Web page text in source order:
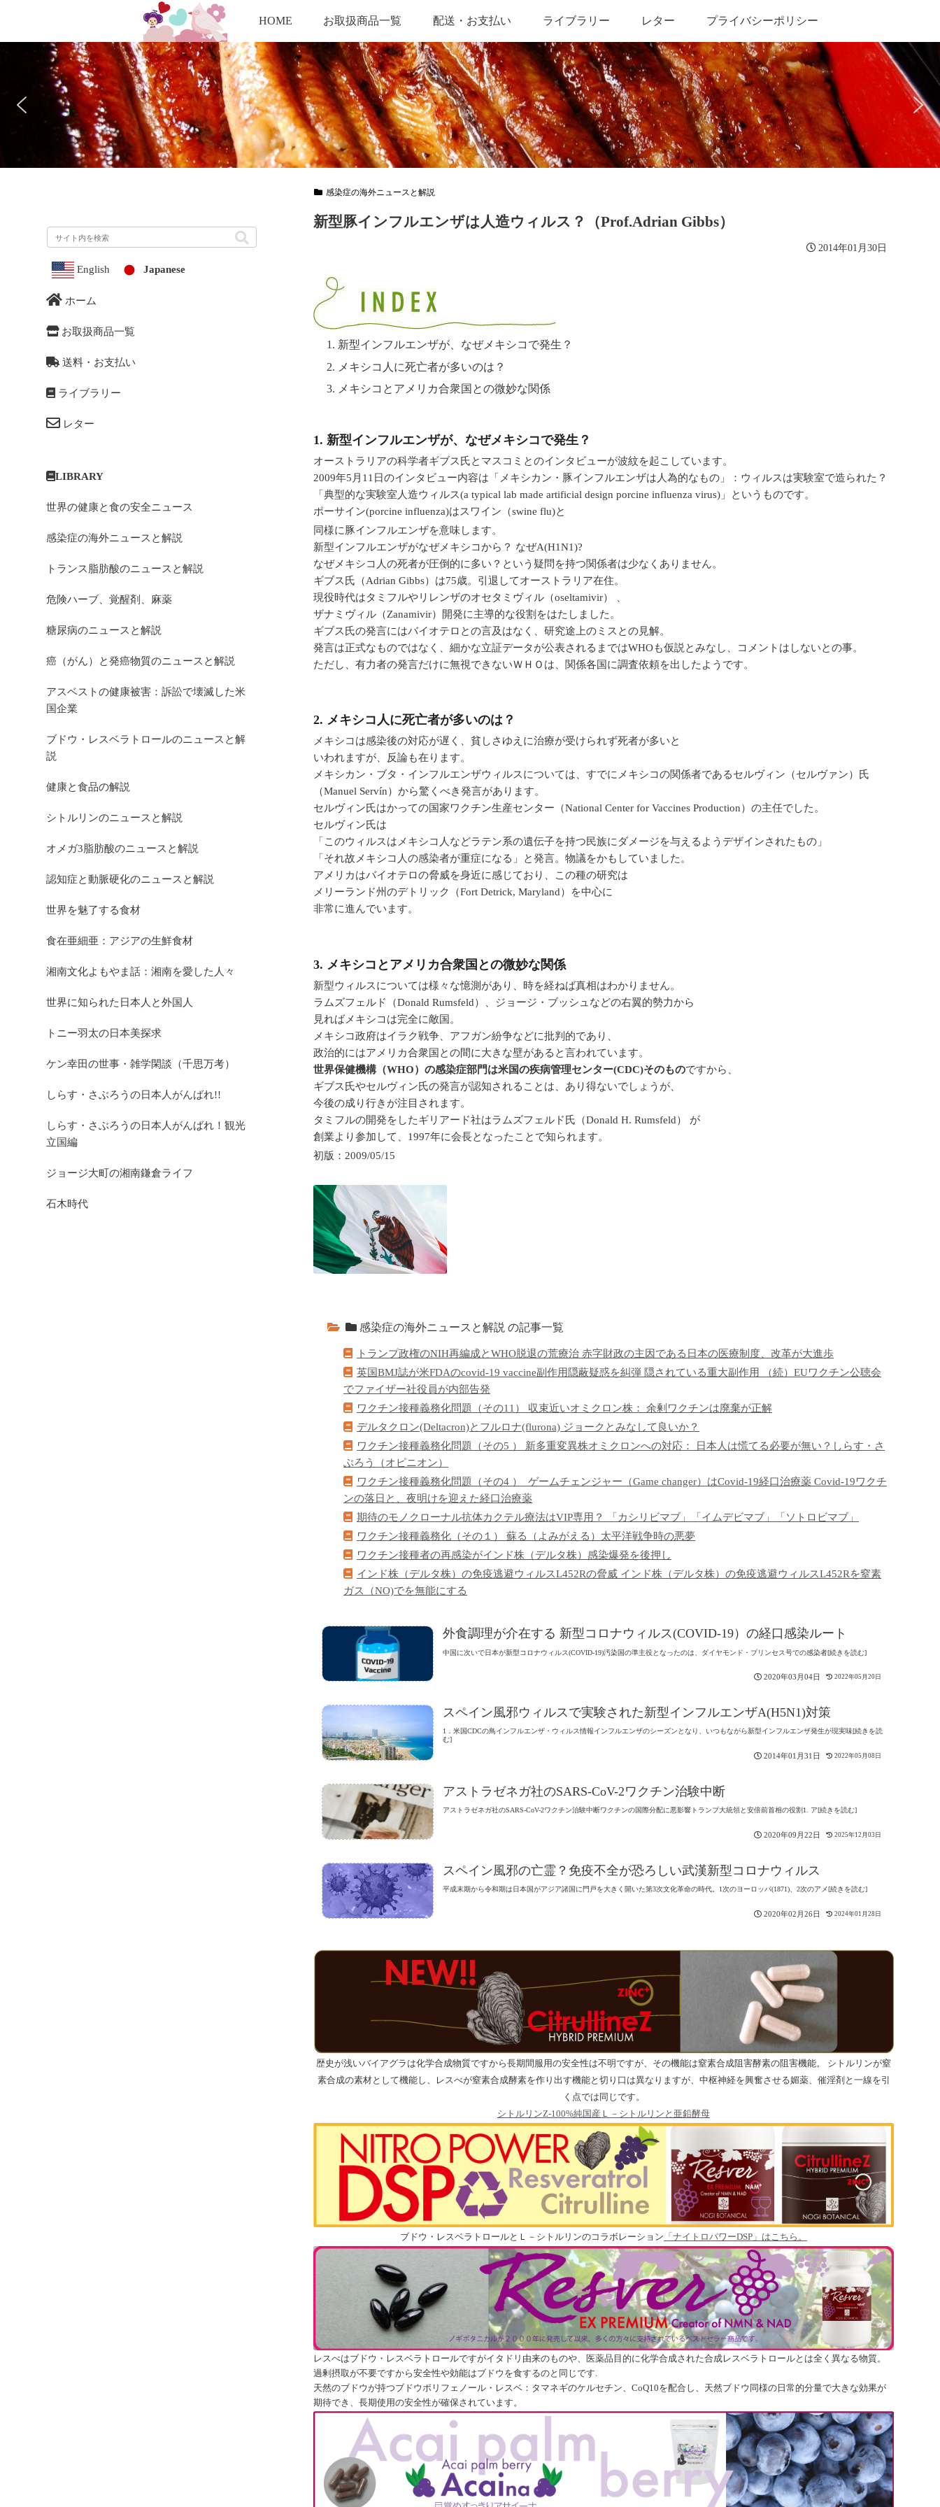
HOME お取扱商品一覧 配送・お支払い ライブラリー レター プライバシーポリシー
感染症の海外ニュースと解説
新型豚インフルエンザは人造ウィルス？（Prof.Adrian Gibbs）
2014年01月30日
1. 新型インフルエンザが、なぜメキシコで発生？
2. メキシコ人に死亡者が多いのは？
3. メキシコとアメリカ合衆国との微妙な関係
1. 新型インフルエンザが、なぜメキシコで発生？
オーストラリアの科学者ギブス氏とマスコミとのインタビューが波紋を起こしています。
2009年5月11日のインタビュー内容は「メキシカン・豚インフルエンザは人為的なもの」：ウィルスは実験室で造られた？
「典型的な実験室人造ウィルス(a typical lab made artificial design porcine influenza virus)」というものです。
ポーサイン(porcine influenza)はスワイン（swine flu)と
同様に豚インフルエンザを意味します。
新型インフルエンザがなぜメキシコから？ なぜA(H1N1)?
なぜメキシコ人の死者が圧倒的に多い？という疑問を持つ関係者は少なくありません。
ギブス氏（Adrian Gibbs）は75歳。引退してオーストラリア在住。
現役時代はタミフルやリレンザのオセタミヴィル（oseltamivir） 、
ザナミヴィル（Zanamivir）開発に主導的な役割をはたしました。
ギブス氏の発言にはバイオテロとの言及はなく、研究途上のミスとの見解。
発言は正式なものではなく、細かな立証データが公表されるまではWHOも仮説とみなし、コメントはしないとの事。
ただし、有力者の発言だけに無視できないＷＨＯは、関係各国に調査依頼を出したようです。
2. メキシコ人に死亡者が多いのは？
メキシコは感染後の対応が遅く、貧しさゆえに治療が受けられず死者が多いと
いわれますが、反論も在ります。
メキシカン・ブタ・インフルエンザウィルスについては、すでにメキシコの関係者であるセルヴィン（セルヴァン）氏
（Manuel Servín）から驚くべき発言があります。
セルヴィン氏はかっての国家ワクチン生産センター（National Center for Vaccines Production）の主任でした。
セルヴィン氏は
「このウィルスはメキシコ人などラテン系の遺伝子を持つ民族にダメージを与えるようデザインされたもの」
「それ故メキシコ人の感染者が重症になる」と発言。物議をかもしていました。
アメリカはバイオテロの脅威を身近に感じており、この種の研究は
メリーランド州のデトリック（Fort Detrick, Maryland）を中心に
非常に進んでいます。
3. メキシコとアメリカ合衆国との微妙な関係
新型ウィルスについては様々な憶測があり、時を経ねば真相はわかりません。
ラムズフェルド（Donald Rumsfeld）、ジョージ・ブッシュなどの右翼的勢力から
見ればメキシコは完全に敵国。
メキシコ政府はイラク戦争、アフガン紛争などに批判的であり、
政治的にはアメリカ合衆国との間に大きな壁があると言われています。
世界保健機構（WHO）の感染症部門は米国の疾病管理センター(CDC)そのものですから、
ギブス氏やセルヴィン氏の発言が認知されることは、あり得ないでしょうが、
今後の成り行きが注目されます。
タミフルの開発をしたギリアード社はラムズフェルド氏（Donald H. Rumsfeld） が
創業より参加して、1997年に会長となったことで知られます。
初版：2009/05/15
感染症の海外ニュースと解説 の記事一覧
トランプ政権のNIH再編成とWHO脱退の荒療治 赤字財政の主因である日本の医療制度、改革が大進歩
英国BMJ誌が米FDAのcovid-19 vaccine副作用隠蔽疑惑を糾弾 隠されている重大副作用 （続）EUワクチン公聴会
でファイザー社役員が内部告発
ワクチン接種義務化問題（その11） 収束近いオミクロン株： 余剰ワクチンは廃棄が正解
デルタクロン(Deltacron)とフルロナ(flurona) ジョークとみなして良いか？
ワクチン接種義務化問題（その5 ） 新多重変異株​オミクロンへの対応： 日本人は慌てる必要が無い？しらす・さ
ぶろう（オピニオン）
ワクチン接種義務化問題（その4 ）​ ゲームチェンジャー（Game changer）はCovid-19経口治療薬 Covid-19ワクチ
ンの落日と、夜明けを迎えた経口治療薬
期待のモノクローナル抗体カクテル療法はVIP専用？ 「カシリビマブ」「イムデビマブ」「ソトロビマブ」
​ワクチン接種義務化（その１） 蘇る（よみがえる）太平洋戦争時の悪夢
ワクチン接種者の再感染がインド株（デルタ株）感染爆発を後押し
インド株（デルタ株）の免疫逃避ウィルスL452Rの脅威 インド株（デルタ株）の免疫逃避ウィルスL452Rを窒素
ガス（NO)でを無能にする
外食調理が介在する 新型コロナウィルス(COVID-19）の経口感染ルート
中国に次いで日本が新型コロナウィルス(COVID-19)汚染国の準主役となったのは、ダイヤモンド・プリンセス号での感染者[続きを読む]
2020年03月04日 2022年05月20日
スペイン風邪ウィルスで実験された新型インフルエンザA(H5N1)対策
1．米国CDCの鳥インフルエンザ・ウィルス情報インフルエンザのシーズンとなり、いつもながら新型インフルエンザ発生が現実味[続きを読
む]
2014年01月31日 2022年05月08日
アストラゼネガ社のSARS-CoV-2ワクチン治験中断
アストラゼネガ社のSARS-CoV-2ワクチン治験中断ワクチンの国際分配に悪影響トランプ大統領と安倍前首相の役割1. ア[続きを読む]
2020年09月22日 2025年12月03日
スペイン風邪の亡霊？免疫不全が恐ろしい武漢新型コロナウィルス
平成末期から令和期は日本国がアジア諸国に門戸を大きく開いた第3次文化革命の時代。1次のヨーロッパ(1871)、2次のアメ[続きを読む]
2020年02月26日 2024年01月28日
歴史が浅いバイアグラは化学合成物質ですから長期間服用の安全性は不明ですが、その機能は窒素合成阻害酵素の阻害機能。 シトルリンが窒
素合成の素材として機能し、レスべが窒素合成酵素を作り出す機能と切り口は異なりますが、中枢神経を興奮させる媚薬、催淫剤と一線を引
く点では同じです。
シトルリンZ-100%純国産Ｌ－シトルリンと亜鉛酵母
ブドウ・レスベラトロールとＬ－シトルリンのコラボレーション 「ナイトロパワーDSP」はこちら。
レスべはブドウ・レスベラトロールですがイタドリ由来のものや、医薬品目的に化学合成された合成レスベラトロールとは全く異なる物質。
過剰摂取が不要ですから安全性や効能はブドウを食するのと同じです.
天然のブドウが持つブドウポリフェノール・レスベ：タマネギのケルセチン、CoQ10を配合し、天然ブドウ同様の日常的分量で大きな効果が
期待でき、長期使用の安全性が確保されています。
English Japanese
ホーム
お取扱商品一覧
送料・お支払い
ライブラリー
レター
LIBRARY
世界の健康と食の安全ニュース
感染症の海外ニュースと解説
トランス脂肪酸のニュースと解説
危険ハーブ、覚醒剤、麻薬
糖尿病のニュースと解説
癌（がん）と発癌物質のニュースと解説
アスベストの健康被害：訴訟で壊滅した米
国企業
ブドウ・レスベラトロールのニュースと解
説
健康と食品の解説
シトルリンのニュースと解説
オメガ3脂肪酸のニュースと解説
認知症と動脈硬化のニュースと解説
世界を魅了する食材
食在亜細亜：アジアの生鮮食材
湘南文化よもやま話：湘南を愛した人々
世界に知られた日本人と外国人
トニー羽太の日本美探求
ケン幸田の世事・雑学閑談（千思万考）
しらす・さぶろうの日本人がんばれ!!
しらす・さぶろうの日本人がんばれ！観光
立国編
ジョージ大町の湘南鎌倉ライフ
石木時代